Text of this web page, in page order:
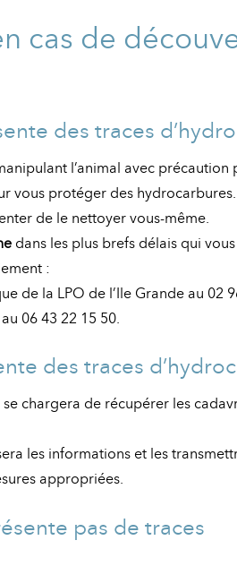
cas de
des traces
l’animal avec précaution
vous protéger des
de le nettoyer vous-même.
dans les plus brefs délais qui
:
de la LPO de l’Ile Grande au 02
06 43 22 15 50.
des traces
chargera de récupérer les
les informations et les
appropriées.
pas de traces